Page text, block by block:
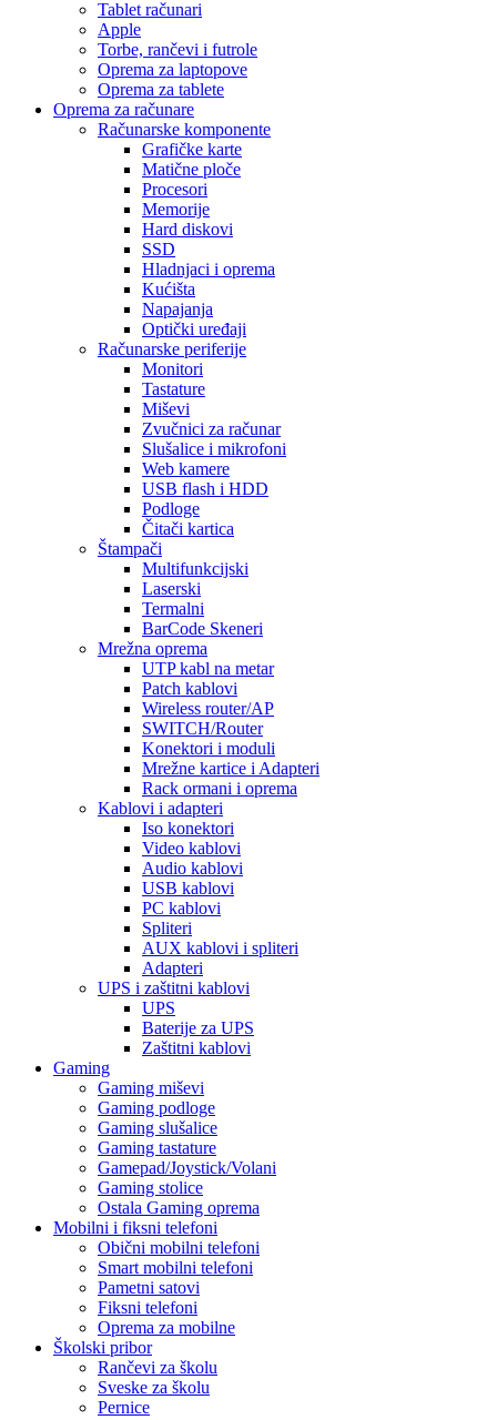
Tablet računari
Apple
Torbe, rančevi i futrole
Oprema za laptopove
Oprema za tablete
Oprema za računare
Računarske komponente
Grafičke karte
Matične ploče
Procesori
Memorije
Hard diskovi
SSD
Hladnjaci i oprema
Kućišta
Napajanja
Optički uređaji
Računarske periferije
Monitori
Tastature
Miševi
Zvučnici za računar
Slušalice i mikrofoni
Web kamere
USB flash i HDD
Podloge
Čitači kartica
Štampači
Multifunkcijski
Laserski
Termalni
BarCode Skeneri
Mrežna oprema
UTP kabl na metar
Patch kablovi
Wireless router/AP
SWITCH/Router
Konektori i moduli
Mrežne kartice i Adapteri
Rack ormani i oprema
Kablovi i adapteri
Iso konektori
Video kablovi
Audio kablovi
USB kablovi
PC kablovi
Spliteri
AUX kablovi i spliteri
Adapteri
UPS i zaštitni kablovi
UPS
Baterije za UPS
Zaštitni kablovi
Gaming
Gaming miševi
Gaming podloge
Gaming slušalice
Gaming tastature
Gamepad/Joystick/Volani
Gaming stolice
Ostala Gaming oprema
Mobilni i fiksni telefoni
Obični mobilni telefoni
Smart mobilni telefoni
Pametni satovi
Fiksni telefoni
Oprema za mobilne
Školski pribor
Rančevi za školu
Sveske za školu
Pernice